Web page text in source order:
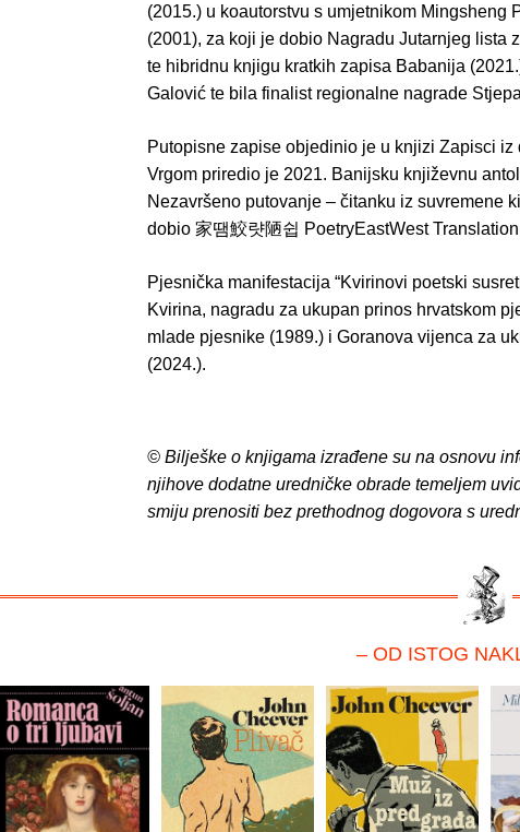
(2015.) u koautorstvu s umjetnikom Mingsheng
(2001), za koji je dobio Nagradu Jutarnjeg lista
te hibridnu knjigu kratkih zapisa Babanija
Galović te bila finalist regio­nalne nagrade
Putopisne zapise objedinio je u knjizi Zapisci
Vrgom priredio je 2021. Banijsku književnu
Nezavršeno putovanje – čitanku iz suvremene
dobio 家땜鮫럇陋쉽 PoetryEastWest
Pjesnička manifestacija “Kvirinovi poetski
Kvirina, nagradu za ukupan prinos hrvatskom
mlade pjesnike (1989.) i Goranova vijenca za
(2024.).
© Bilješke o knjigama izrađene su na osnovu
njihove dodatne uredničke obrade temeljem
smiju prenositi bez prethodnog dogovora s
– OD ISTOG